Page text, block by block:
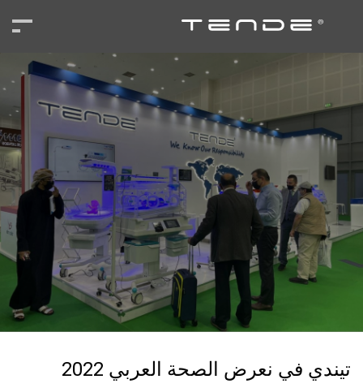
تيندي في نعرض الصحة العربي 2022